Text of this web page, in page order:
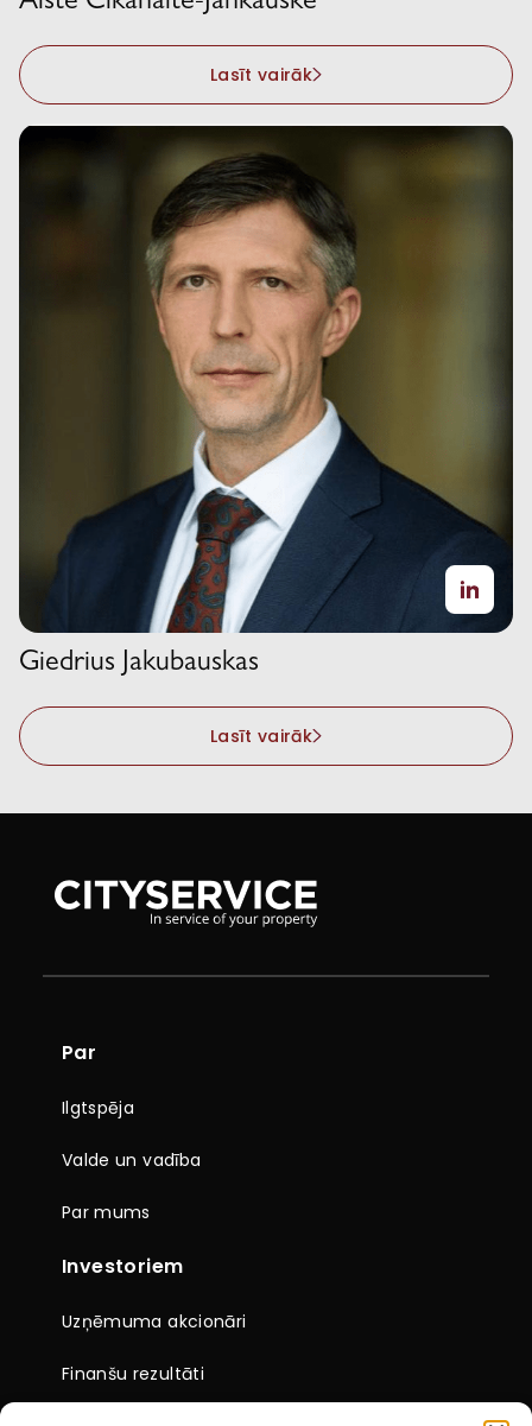
Lasīt vairāk
Giedrius Jakubauskas
Lasīt vairāk
Par
Ilgtspēja
Valde un vadība
Par mums
Investoriem
Uzņēmuma akcionāri
Finanšu rezultāti